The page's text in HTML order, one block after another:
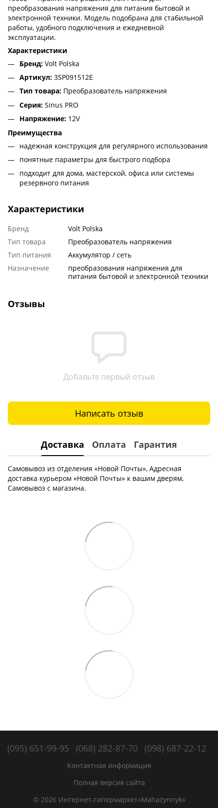
преобразования напряжения для питания бытовой и
электронной техники. Модель подобрана для стабильной
работы, удобного подключения и ежедневной
эксплуатации.
Характеристики
Бренд: Volt Polska
Артикул: 3SP091512E
Тип товара: Преобразователь напряжения
Серия: Sinus PRO
Напряжение: 12V
Преимущества
надежная конструкция для регулярного использования
понятные параметры для быстрого подбора
подходит для дома, мастерской, офиса или системы
резервного питания
Характеристики
Бренд
Volt Polska
Тип товара
Преобразователь напряжения
Тип питания
Аккумулятор / сеть
Назначение
преобразования напряжения для
питания бытовой и электронной техники
Отзывы
Добавьте первый отзыв
Написать отзыв
Доставка Оплата Гарантия
Самовывоз из отделения «Новой Почты», Адресная
доставка курьером «Новой Почты» к вашим дверям,
Самовывоз с магазина.
(095) 651-99-95 (068) 282-87-70 (098) 687-22-12
Контактная информация
Полная версия сайта
© 2026 Интернет-гипермаркет«Mahazynnyk»